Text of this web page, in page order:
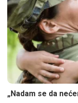
„Nadam se da